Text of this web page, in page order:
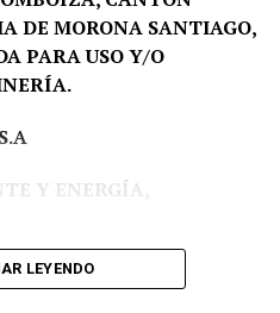
DE MORONA SANTIAGO,
PARA USO Y/O
Y ENERGÍA,
DZ10-DZ10-2026-
LEYENDO